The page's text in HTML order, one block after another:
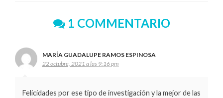
1 COMMENTARIO
MARÍA GUADALUPE RAMOS ESPINOSA
22 octubre, 2021 a las 9:16 pm
Felicidades por ese tipo de investigación y la mejor de las